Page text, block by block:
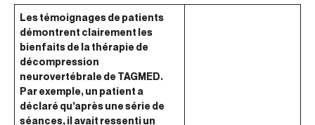
Les témoignages de patients
démontrent clairement les
bienfaits de la thérapie de
décompression
neurovertébrale de TAGMED.
Par exemple, un patient a
déclaré qu’après une série de
séances, il avait ressenti un